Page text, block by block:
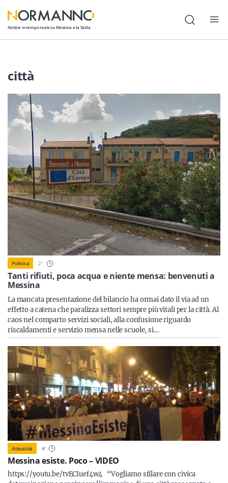
Notizie in tempo reale su Messina e la Sicilia
Attualità
Politica
Cultura
Lavoro
Società
Economia
Sport
Sicilia
Servizi
Resta sempre aggiornato con le ultime news, iscriviti alla
nostra newsletter
Iscriviti
città
Tanti rifiuti, poca acqua e niente mensa: benvenuti a
Messina
Politica 2'
La mancata presentazione del bilancio ha ormai dato il via ad un
effetto a catena che paralizza settori sempre più vitali per la città. Al
caos nel comparto servizi sociali, alla confusione riguardo
riscaldamenti e servizio mensa nelle scuole, si…
Attualità 4'
Messina esiste. Poco – VIDEO
https://youtu.be/tvECIuef4w4 “Vogliamo sfilare con civica